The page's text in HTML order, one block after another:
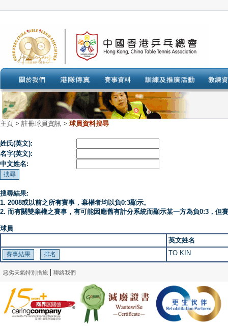
主頁 > 註冊球員資訊 > 球員資料搜尋
姓氏(英文):
名字(英文):
中文姓名:
搜尋結果:
1. 2008或以前之所有賽事，棄權者均以負0:3顯示。
2. 而有關雙棄權之賽事，有可能因應舊有計分系統而顯示某一方為負0:3，但
球員
英文姓名
TO KIN